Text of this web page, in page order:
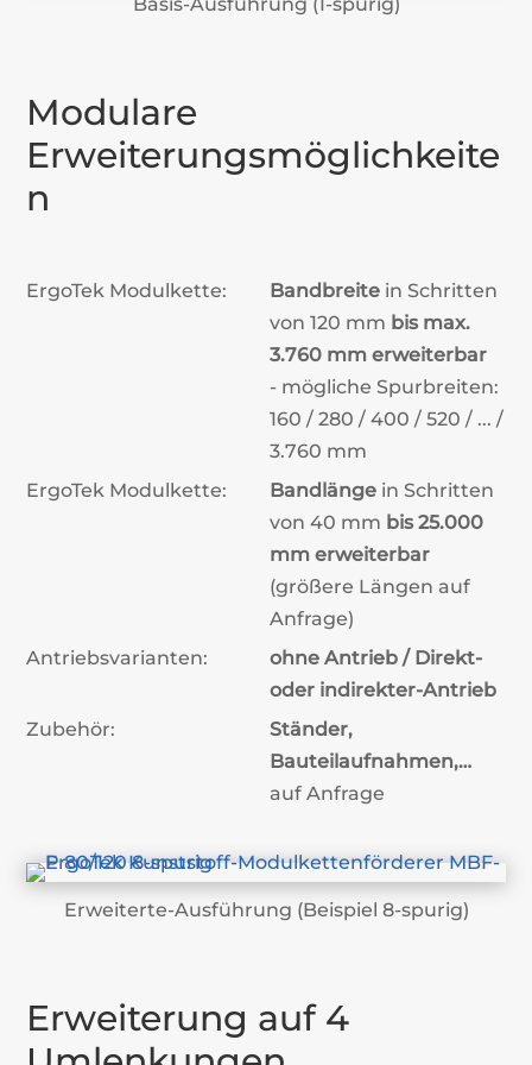
Modulare
Erweiterungsmöglichkeite
n
ErgoTek Modulkette: Bandbreite in Schritten
von 120 mm bis max.
3.760 mm erweiterbar
- mögliche Spurbreiten:
160 / 280 / 400 / 520 / ... /
3.760 mm
ErgoTek Modulkette:
Bandlänge in Schritten
von 40 mm bis 25.000
mm erweiterbar
(größere Längen auf
Anfrage)
Antriebsvarianten:
ohne Antrieb / Direkt-
oder indirekter-Antrieb
Zubehör:
Ständer,
Bauteilaufnahmen,…
auf Anfrage
Erweiterte-Ausführung (Beispiel 8-spurig)
Erweiterung auf 4